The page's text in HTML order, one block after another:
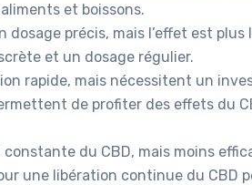
et boissons.
dosage précis, mais l’effet est plus
et un dosage régulier.
rapide, mais nécessitent un
de profiter des effets du
du CBD, mais moins
une libération continue du CBD